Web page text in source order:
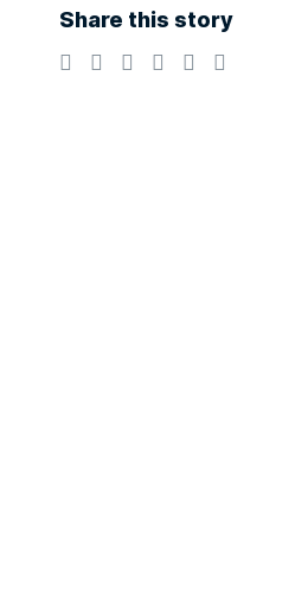
Share this story